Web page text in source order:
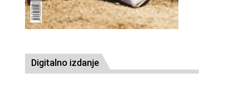
Digitalno izdanje